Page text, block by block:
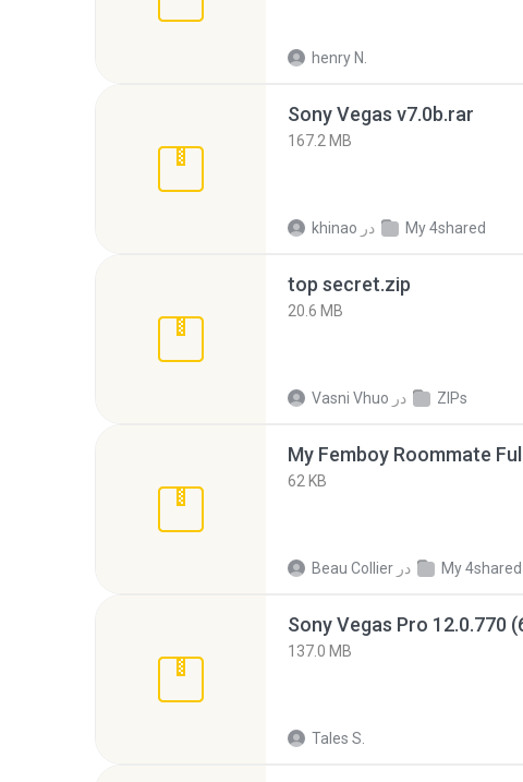
henry N.
Sony Vegas v7.0b.rar
167.2 MB
khinao در My 4shared
top secret.zip
20.6 MB
Vasni Vhuo در ZIPs
My Femboy Roommate
62 KB
Beau Collier در My 4shared
137.0 MB
Tales S.